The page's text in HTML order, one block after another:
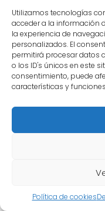
Utilizamos tecnologías
acceder a la información
la experiencia de
personalizados. El
permitirá procesar datos
o los ID's únicos en este
consentimiento, puede
características y
Política de cookies
villanos. A pesar
sobrehumano,
con
superar
mundo en el que
Hay
o estado
humanos
poderosos